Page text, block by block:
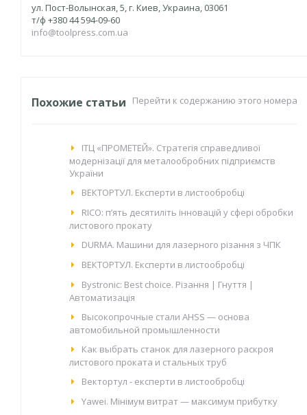
ул. Пост-Волынская, 5, г. Киев, Украина, 03061
т/ф +380 44 594-09-60
info@toolpress.com.ua
Похожие статьи Перейти к содержанию этого номера
IТЦ «ПРОМЕТЕЙ». Стратегія справедливої
модернізації для металообробних підприємств
України
ВЕКТОРТУЛ. Експерти в листообробці
RICO: п’ять десятиліть інновацій у сфері обробки
листового прокату
DURMA. Машини для лазерного різання з ЧПК
ВЕКТОРТУЛ. Експерти в листообробці
Bystronic: Best choice. Різання | Гнуття |
Автоматизація
Высокопрочные стали AHSS — основа
автомобильной промышленности
Как выбрать станок для лазерного раскроя
листового проката и стальных труб
Вектортул - експерти в листообробці
Yawei. Мінімум витрат — максимум прибутку